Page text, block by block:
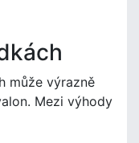
může výrazně
Mezi výhody